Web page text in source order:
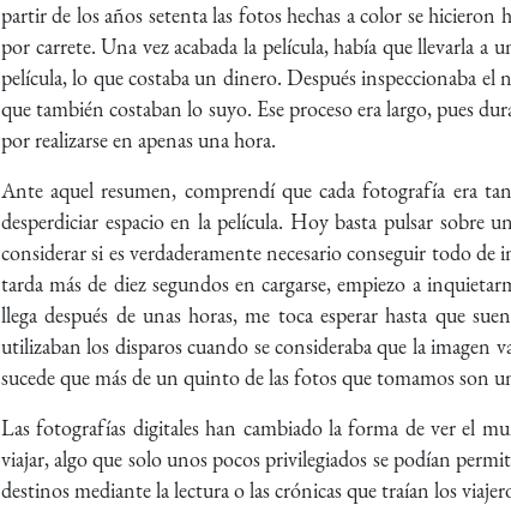
partir de los años setenta las fotos hechas a color se
por carrete. Una vez acabada la película, había que llevarla
película, lo que costaba un dinero. Después inspeccionaba el
que también costaban lo suyo. Ese proceso era largo, pues
por realizarse en apenas una hora.
Ante aquel resumen, comprendí que cada fotografía era
desperdiciar espacio en la película. Hoy basta pulsar sobre
considerar si es verdaderamente necesario conseguir todo
tarda más de diez segundos en cargarse, empiezo a
llega después de unas horas, me toca esperar hasta que
utilizaban los disparos cuando se consideraba que la
sucede que más de un quinto de las fotos que tomamos son
Las fotografías digitales han cambiado la forma de ver el
viajar, algo que solo unos pocos privilegiados se podían
destinos mediante la lectura o las crónicas que traían los